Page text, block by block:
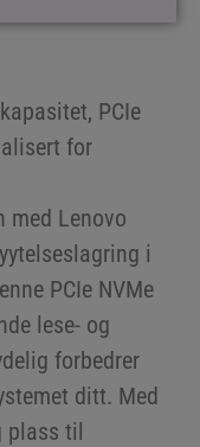
PCIe
for
med Lenovo
i
PCIe NVMe
lese- og
forbedrer
ditt. Med
plass til